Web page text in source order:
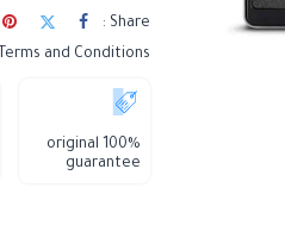
Share :
Terms and Conditions :
100% original
guarantee